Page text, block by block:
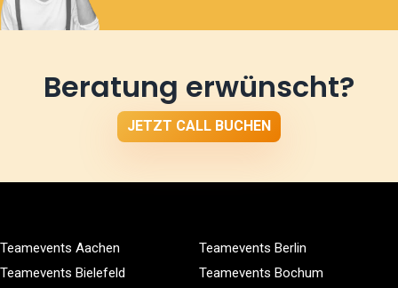
Beratung erwünscht?
JETZT CALL BUCHEN
Teamevents Aachen
Teamevents Berlin
Teamevents Bielefeld
Teamevents Bochum